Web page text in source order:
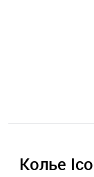
Колье